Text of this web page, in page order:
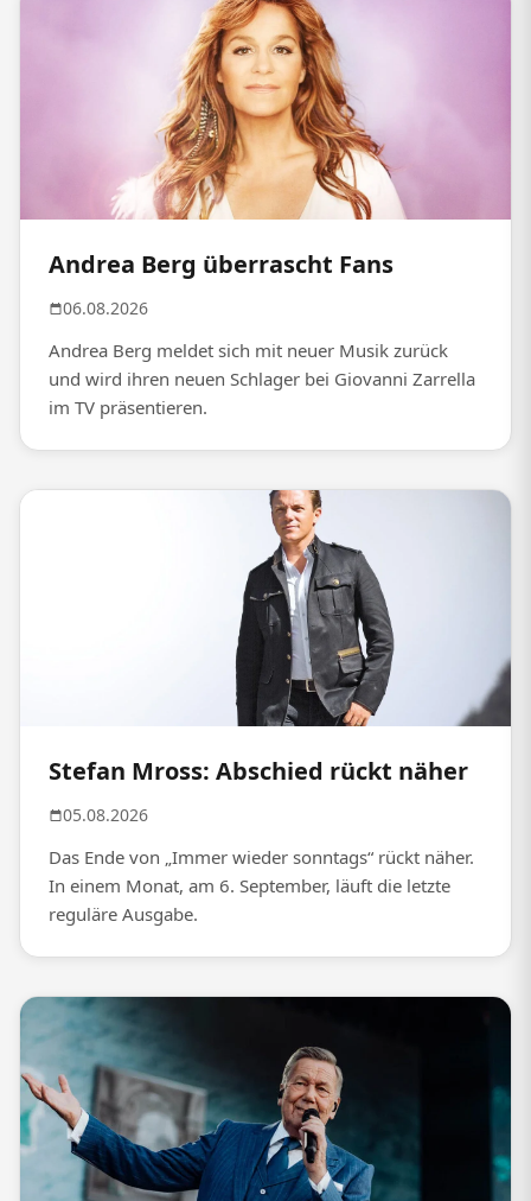
Andrea Berg überrascht Fans
06.08.2026
Andrea Berg meldet sich mit neuer Musik zurück
und wird ihren neuen Schlager bei Giovanni Zarrella
im TV präsentieren.
Stefan Mross: Abschied rückt näher
05.08.2026
Das Ende von „Immer wieder sonntags“ rückt näher.
In einem Monat, am 6. September, läuft die letzte
reguläre Ausgabe.